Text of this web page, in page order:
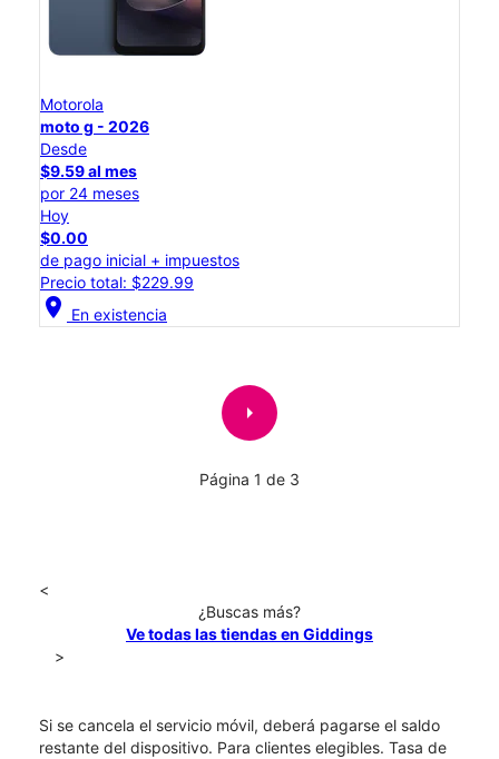
Motorola
moto g - 2026
Desde
$9.59 al mes
por 24 meses
Hoy
$0.00
de pago inicial + impuestos
Precio total: $229.99
location_on En existencia
arrow_right
Página 1 de 3
<
¿Buscas más?
Ve todas las tiendas en Giddings
>
Si se cancela el servicio móvil, deberá pagarse el saldo
restante del dispositivo. Para clientes elegibles. Tasa de